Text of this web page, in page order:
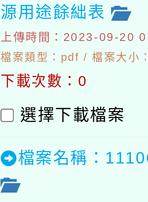
源用途餘絀表
上傳時間：2023-09-20
檔案類型：pdf / 檔案大小
下載次數：0
選擇下載檔案
檔案名稱：